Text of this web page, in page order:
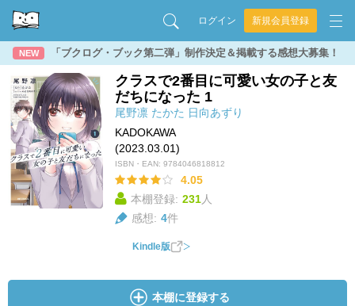
ログイン 新規会員登録
NEW 「ブクログ・ブック第二弾」制作決定＆掲載する感想大募集！
クラスで2番目に可愛い女の子と友
だちになった 1
尾野凛 たかた 日向あずり
KADOKAWA
(2023.03.01)
ISBN・EAN: 9784046818812
4.05
本棚登録: 231人
感想: 4件
Kindle版
本棚に登録する